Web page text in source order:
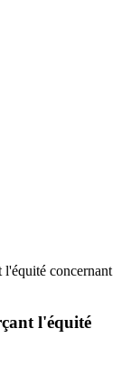
concernant
l'équité